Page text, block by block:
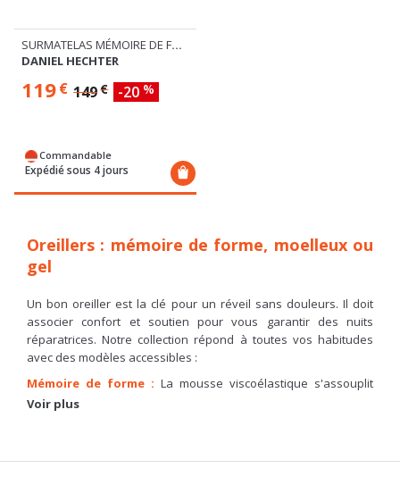
SURMATELAS MÉMOIRE DE FORME
DANIEL HECHTER
119€ 149€ -20 %
Commandable
Expédié sous 4 jours
Oreillers : mémoire de forme, moelleux ou
gel
Un bon oreiller est la clé pour un réveil sans douleurs. Il doit
associer confort et soutien pour vous garantir des nuits
réparatrices. Notre collection répond à toutes vos habitudes
avec des modèles accessibles :
Mémoire de forme : La mousse viscoélastique s'assouplit
sous votre poids et épouse précisément vos courbes. C'est le
complément idéal d'un
enveloppant.
Voir plus